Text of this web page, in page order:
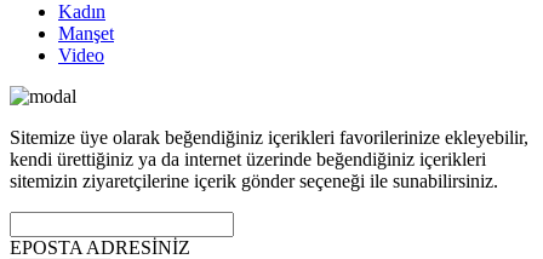
Kadın
Manşet
Video
Sitemize üye olarak beğendiğiniz içerikleri favorilerinize ekleyebilir,
kendi ürettiğiniz ya da internet üzerinde beğendiğiniz içerikleri
sitemizin ziyaretçilerine içerik gönder seçeneği ile sunabilirsiniz.
EPOSTA ADRESİNİZ